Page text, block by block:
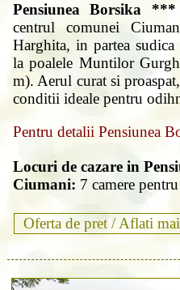
Pensiunea Borsika ***
centrul comunei
Harghita, in partea
la poalele Muntilor
m). Aerul curat si
conditii ideale pentru
Pentru detalii Pensiunea
Locuri de cazare in
Ciumani: 7 camere
Oferta de pret / Aflati